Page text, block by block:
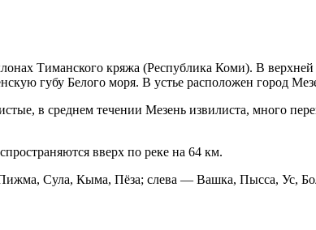
Тиманского кряжа (Республика Коми). В
губу Белого моря. В устье расположен город
в среднем течении Мезень извилиста, много
вверх по реке на 64 км.
Сула, Кыма, Пёза; слева — Вашка, Пысса, Ус,